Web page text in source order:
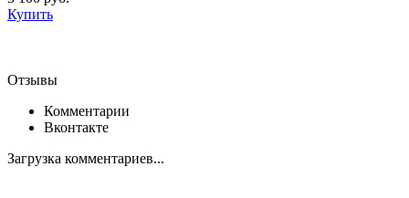
Купить
Отзывы
Комментарии
Вконтакте
Загрузка комментариев...